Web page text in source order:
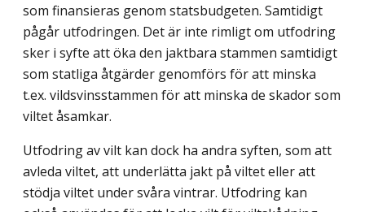
som finansieras genom statsbudgeten. Samtidigt
pågår utfodringen. Det är inte rimligt om utfodring
sker i syfte att öka den jaktbara stammen samtidigt
som statliga åtgärder genomförs för att minska
t.ex. vildsvinsstammen för att minska de skador som
viltet åsamkar.
Utfodring av vilt kan dock ha andra syften, som att
avleda viltet, att underlätta jakt på viltet eller att
stödja viltet under svåra vintrar. Utfodring kan